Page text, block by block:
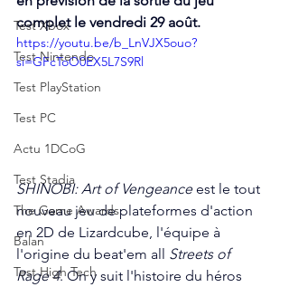
Test Xbox
Test Nintendo
Test PlayStation
Test PC
Actu 1DCoG
Test Stadia
The Game Awards
Balan
Test High Tech
complet le vendredi 29 août.
https://youtu.be/b_LnVJX5ouo?
si=GFcToO0EX5L7S9Rl
SHINOBI: Art of Vengeance est le tout
nouveau jeu de plateformes d'action
en 2D de Lizardcube, l'équipe à
l'origine du beat'em all Streets of
Rage 4. On y suit l'histoire du héros